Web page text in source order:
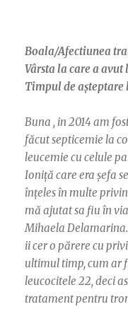
Boala/Afectiunea
Vârsta la care a
Timpul de
Buna , in 2014 am
făcut septicemie la
leucemie cu celule
Ioniță care era șefa
înțeles în multe
mă ajutat sa fiu în
Mihaela Delamarina.
ii cer o părere cu
ultimul timp, cum ar
leucocitele 22, deci
tratament pentru